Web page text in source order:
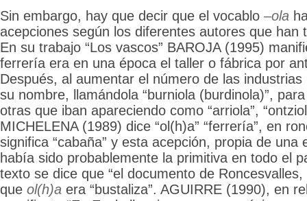
Sin embargo, hay que decir que el vocablo –ola
acepciones según los diferentes autores que han
En su trabajo “Los vascos” BAROJA (1995)
ferrería era en una época el taller o fábrica por
Después, al aumentar el número de las
su nombre, llamándola “burniola (burdinola)”,
otras que iban apareciendo como “arriola”,
MICHELENA (1989) dice “ol(h)a” “ferrería”, en
significa “cabaña” y esta acepción, propia de una
había sido probablemente la primitiva en todo el
texto se dice que “el documento de
que ol(h)a era “bustaliza”. AGUIRRE (1990), en